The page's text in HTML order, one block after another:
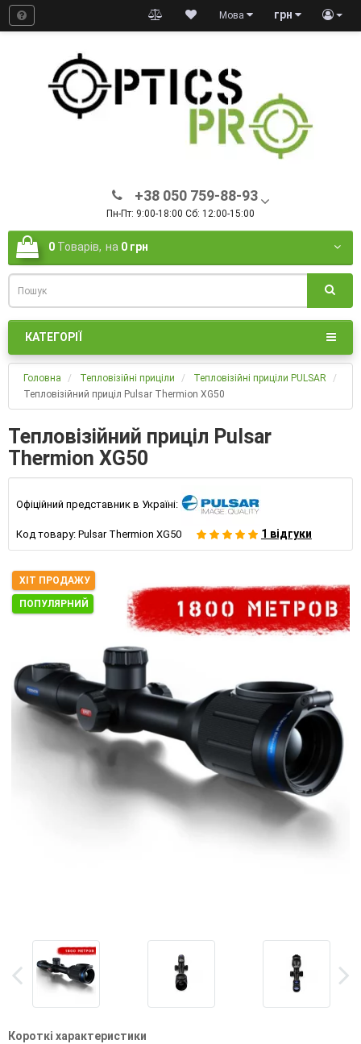
грн
Мова
+38 050 759-88-93
Пн-Пт: 9:00-18:00 Сб: 12:00-15:00
0 Товарів, на 0 грн
КАТЕГОРІЇ
Головна Тепловізійні приціли
Тепловізійні приціли PULSAR
Тепловізійний приціл Pulsar Thermion XG50
Тепловізійний приціл Pulsar
Thermion XG50
Офіційний представник в Україні:
Код товару: Pulsar Thermion XG50 1 відгуки
ХІТ ПРОДАЖУ
ПОПУЛЯРНИЙ
Короткі характеристики